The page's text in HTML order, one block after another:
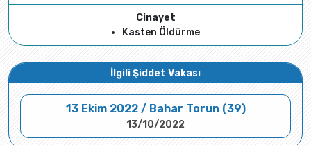
Cinayet
Kasten Öldürme
İlgili Şiddet Vakası
13 Ekim 2022 / Bahar Torun (39)
13/10/2022